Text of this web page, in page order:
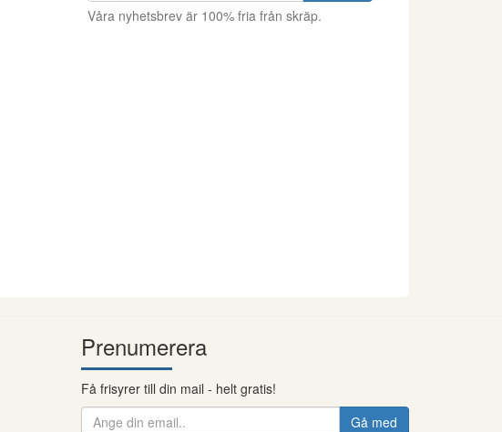
Våra nyhetsbrev är 100% fria från skräp.
Prenumerera
Få frisyrer till din mail - helt gratis!
Gå med